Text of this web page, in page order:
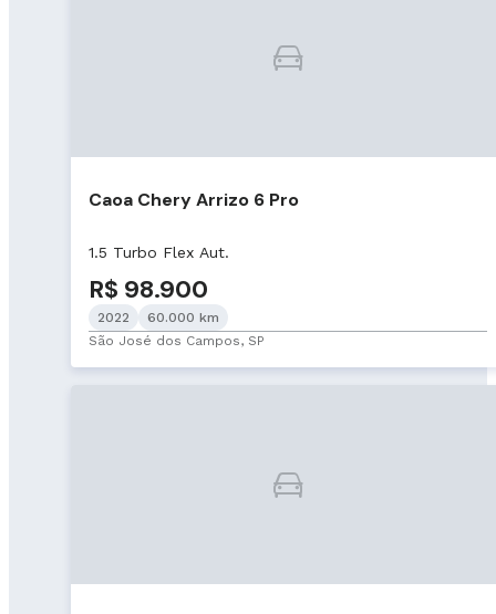
Caoa Chery Arrizo 6 Pro
1.5 Turbo Flex Aut.
R$ 98.900
2022
60.000 km
São José dos Campos, SP